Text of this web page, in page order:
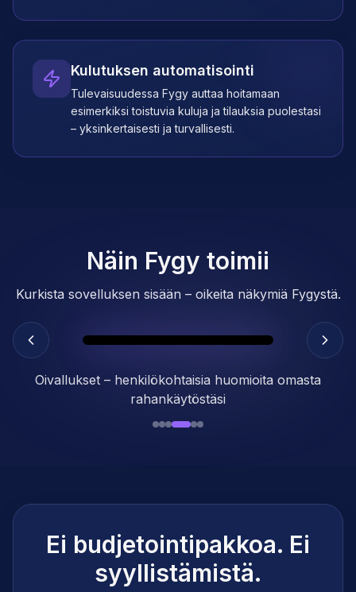
Kulutuksen automatisointi
Tulevaisuudessa Fygy auttaa hoitamaan
esimerkiksi toistuvia kuluja ja tilauksia puolestasi
– yksinkertaisesti ja turvallisesti.
Näin Fygy toimii
Kurkista sovelluksen sisään – oikeita näkymiä Fygystä.
Oivallukset – henkilökohtaisia huomioita omasta
rahankäytöstäsi
Ei budjetointipakkoa. Ei
syyllistämistä.